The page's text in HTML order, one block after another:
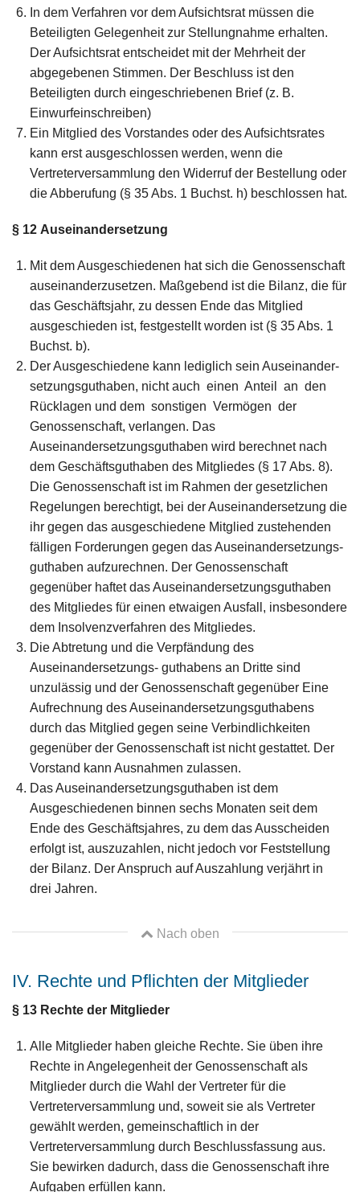
In dem Verfahren vor dem Aufsichtsrat müssen die
Beteiligten Gelegenheit zur Stellungnahme erhalten.
Der Aufsichtsrat entscheidet mit der Mehrheit der
abgegebenen Stimmen. Der Beschluss ist den
Beteiligten durch eingeschriebenen Brief (z. B.
Einwurfeinschreiben)
Ein Mitglied des Vorstandes oder des Aufsichtsrates
kann erst ausgeschlossen werden, wenn die
Vertreterversammlung den Widerruf der Bestellung oder
die Abberufung (§ 35 Abs. 1 Buchst. h) beschlossen hat.
§ 12 Auseinandersetzung
Mit dem Ausgeschiedenen hat sich die Genossenschaft
auseinanderzusetzen. Maßgebend ist die Bilanz, die für
das Geschäftsjahr, zu dessen Ende das Mitglied
ausgeschieden ist, festgestellt worden ist (§ 35 Abs. 1
Buchst. b).
Der Ausgeschiedene kann lediglich sein Auseinander-
setzungsguthaben, nicht auch einen Anteil an den
Rücklagen und dem sonstigen Vermögen der
Genossenschaft, verlangen. Das
Auseinandersetzungsguthaben wird berechnet nach
dem Geschäftsguthaben des Mitgliedes (§ 17 Abs. 8).
Die Genossenschaft ist im Rahmen der gesetzlichen
Regelungen berechtigt, bei der Auseinandersetzung die
ihr gegen das ausgeschiedene Mitglied zustehenden
fälligen Forderungen gegen das Auseinandersetzungs-
guthaben aufzurechnen. Der Genossenschaft
gegenüber haftet das Auseinandersetzungsguthaben
des Mitgliedes für einen etwaigen Ausfall, insbesondere
dem Insolvenzverfahren des Mitgliedes.
Die Abtretung und die Verpfändung des
Auseinandersetzungs- guthabens an Dritte sind
unzulässig und der Genossenschaft gegenüber Eine
Aufrechnung des Auseinandersetzungsguthabens
durch das Mitglied gegen seine Verbindlichkeiten
gegenüber der Genossenschaft ist nicht gestattet. Der
Vorstand kann Ausnahmen zulassen.
Das Auseinandersetzungsguthaben ist dem
Ausgeschiedenen binnen sechs Monaten seit dem
Ende des Geschäftsjahres, zu dem das Ausscheiden
erfolgt ist, auszuzahlen, nicht jedoch vor Feststellung
der Bilanz. Der Anspruch auf Auszahlung verjährt in
drei Jahren.
Nach oben
IV. Rechte und Pflichten der Mitglieder
§ 13 Rechte der Mitglieder
Alle Mitglieder haben gleiche Rechte. Sie üben ihre
Rechte in Angelegenheit der Genossenschaft als
Mitglieder durch die Wahl der Vertreter für die
Vertreterversammlung und, soweit sie als Vertreter
gewählt werden, gemeinschaftlich in der
Vertreterversammlung durch Beschlussfassung aus.
Sie bewirken dadurch, dass die Genossenschaft ihre
Aufgaben erfüllen kann.